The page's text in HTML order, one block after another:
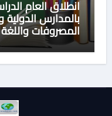
بالمدارس
المصروفات واللغة